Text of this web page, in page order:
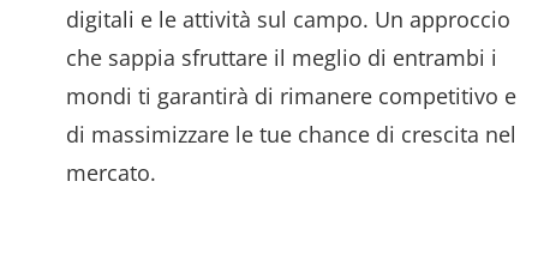
digitali e le attività sul campo. Un approccio
che sappia sfruttare il meglio di entrambi i
mondi ti garantirà di rimanere competitivo e
di massimizzare le tue chance di crescita nel
mercato.